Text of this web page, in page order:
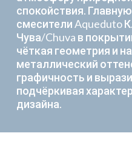
спокойствия.
смесители Aqueduto
Чува/Chuva в
чёткая геометрия и
металлический
графичность и
подчёркивая
дизайна.